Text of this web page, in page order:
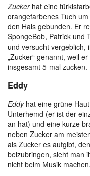
Zuckerhat eine
orangefarbenes Tuch
den Hals gebunden. Er
SpongeBob, Patrick und
und versucht vergeblich,
„Zucker“ genannt, weil
insgesamt 5-mal zucken.
Eddy
Eddyhat eine grüne
Unterhemd (er ist der
an hat) und eine kurze
neben Zucker am
als Zucker es aufgibt,
beizubringen, sieht man
nicht beim Musik machen.